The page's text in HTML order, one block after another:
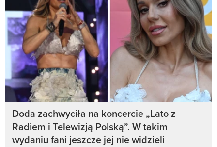
Doda zachwyciła na koncercie „Lato z
Radiem i Telewizją Polską”. W takim
wydaniu fani jeszcze jej nie widzieli